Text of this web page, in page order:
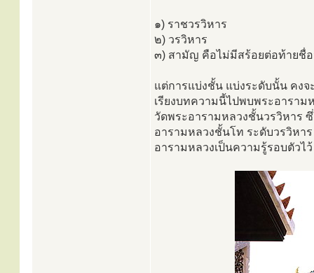
๑) ราชวรวิหาร
๒) วรวิหาร
๓) สามัญ คือไม่มีสร้อยต่อท้ายชื่
แต่การแบ่งชั้น แบ่งระดับนั้น คงจ
เรียงบทความนี้ไปพบพระอารา
วัดพระอารามหลวงชั้นวรวิหาร
อารามหลวงชั้นโท ระดับวรวิหา
อารามหลวงเป็นความรู้รอบตัวไว้